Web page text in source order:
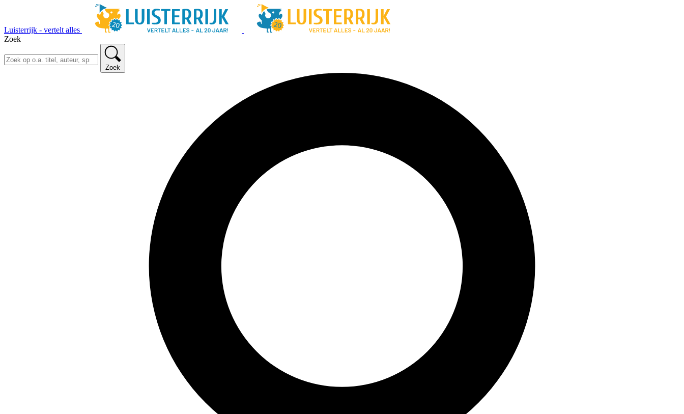
Luisterrijk - vertelt alles
Zoek
Zoek